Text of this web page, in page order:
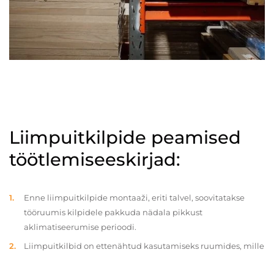
Liimpuitkilpide peamised
töötlemiseeskirjad:
Enne liimpuitkilpide montaaži, eriti talvel, soovitatakse
tööruumis kilpidele pakkuda nädala pikkust
aklimatiseerumise perioodi.
Liimpuitkilbid on ettenähtud kasutamiseks ruumides, mille